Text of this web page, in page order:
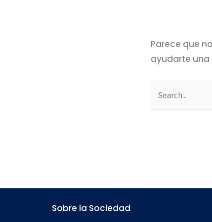
Parece que
ayudarte una
Sobre la Sociedad